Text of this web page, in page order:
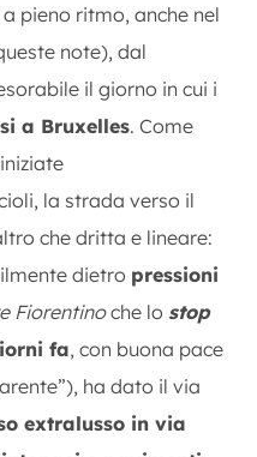
pieno ritmo, anche nel
note), dal
il giorno in cui i
a Bruxelles. Come
la strada verso il
che dritta e lineare:
dietro pressioni
Fiorentinoche lo stop
fa, con buona pace
ha dato il via
extralusso in via